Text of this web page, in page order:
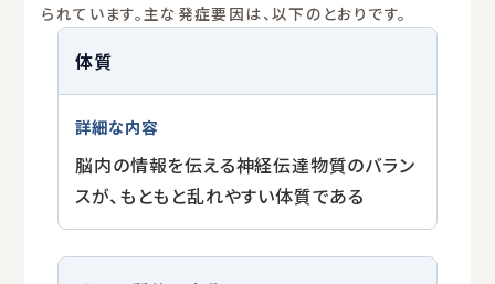
られています。主な発症要因は、以下のとおりです。
体質
脳内の情報を伝える神経伝達物質のバラン
スが、もともと乱れやすい体質である